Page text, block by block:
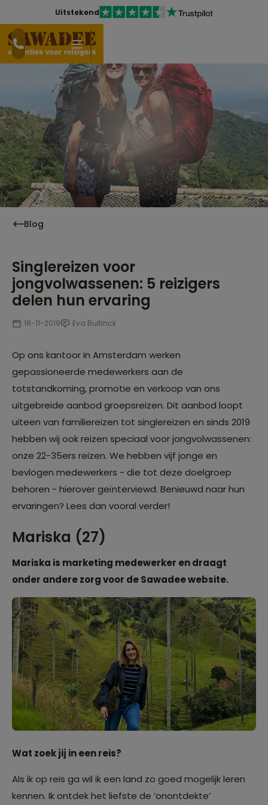
Uitstekend
Blog
Singlereizen voor
jongvolwassenen: 5 reizigers
delen hun ervaring
18-11-2019 Eva Buitinck
Op ons kantoor in Amsterdam werken
gepassioneerde medewerkers aan de
totstandkoming, promotie en verkoop van ons
uitgebreide aanbod groepsreizen. Dit aanbod loopt
uiteen van familiereizen tot singlereizen en sinds 2019
hebben wij ook reizen speciaal voor jongvolwassenen:
onze 22-35ers reizen. We hebben vijf jonge en
bevlogen medewerkers - die tot deze doelgroep
behoren - hierover geïnterviewd. Benieuwd naar hun
ervaringen? Lees dan vooral verder!
Mariska (27)
Mariska is marketing medewerker en draagt
onder andere zorg voor de Sawadee website.
Wat zoek jij in een reis?
Als ik op reis ga wil ik een land zo goed mogelijk leren
kennen. Ik ontdek het liefste de ‘onontdekte’